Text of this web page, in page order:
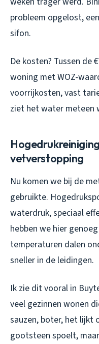
probleem opgelost,
sifon.
De kosten? Tussen de
woning met WOZ-
voorrijkosten, vast
ziet het water meteen
vetverstopping
Nu komen we bij de
gebruikte.
waterdruk, speciaal
hebben we hier
temperaturen dalen
sneller in de leidingen.
Ik zie dit vooral in
veel gezinnen wonen
sauzen, boter, het lijkt
gootsteen spoelt,